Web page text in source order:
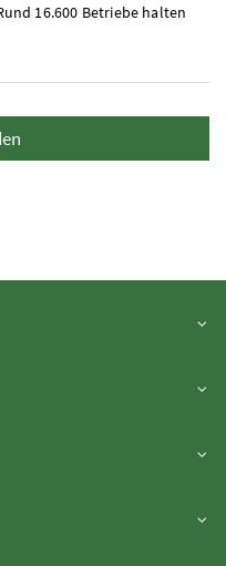
16.600 Betriebe halten